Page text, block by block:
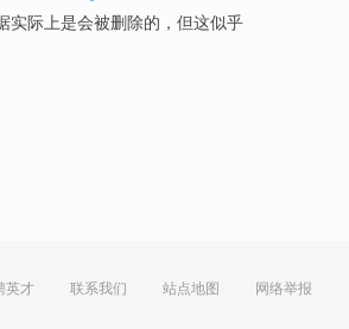
实际上是会被删除的， 但这似乎
英才 联系我们 站点地图 网络举报